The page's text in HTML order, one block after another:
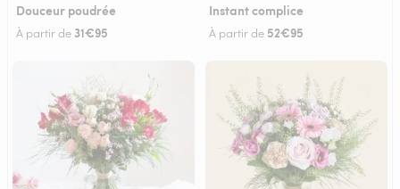
Douceur poudrée
À partir de 31€95
Instant complice
À partir de 52€95